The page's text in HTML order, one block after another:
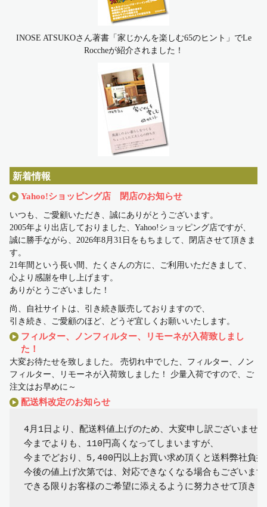
INOSE ATSUKOさん著書「家じかんを楽しむ65のヒント」でLe
Roccheが紹介されました！
新着情報
Yahoo!ショッピング店 閉店のお知らせ
いつも、ご愛顧いただき、誠にありがとうございます。
2005年より出店しておりました、Yahoo!ショッピング店ですが、
誠に勝手ながら、2026年8月31日をもちまして、閉店させて頂きま
す。
21年間という長い間、たくさんの方に、ご利用いただきまして、
心より感謝を申し上げます。
ありがとうございました！
尚、自社サイトは、引き続き販売しておりますので、
引き続き、ご愛顧のほど、どうぞ宜しくお願いいたします。
フィルター、ノンフィルター、リモーネが入荷致しまし
た！
大変お待たせを致しました。 売切れ中でした、フィルター、ノン
フィルター、リモーネが入荷致しました！ 少量入荷ですので、ご
注文はお早めに～
配送料改定のお知らせ
4月1日より、配送料値上げのため、大変申し訳ございませ
今までよりも、110円高くなってしまいますが、
今までどおり、5,400円以上お買い求め頂くと送料弊社負
今後の値上げ次第では、対応できなくなる場合もございま
できる限りお客様のご希望に添えるように努力させて頂き